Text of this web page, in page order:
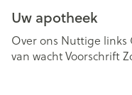
Uw apotheek
Over ons Nuttige links
van wachtVoorschrift